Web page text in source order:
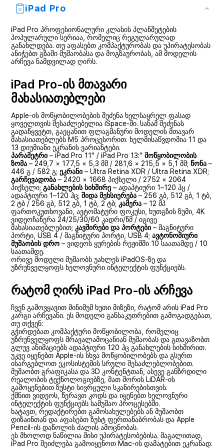
iPad Pro
iPad Pro პროფესიონალური კლასის პლანშეტების
პოპულარული სერიაა, რომელიც რეგულარულად
განახლდება. თუ აფასებთ კომპაქტურობას და უპირატესობას
ანიჭებთ გზაში მუშაობასა და მოგზაურობას, ამ მოდელის
არჩევა ნამდვილად ღირს.
iPad Pro-ის მთავარი
მახასიათებლები
Apple-ის მოწყობილობების შეძენა ხელსაყრელ ფასად
ყოველთვის შესაძლებელია iSpace-ში. სანამ შეძენას
გადაწყვეტთ, გაეცანით ფლაგმანური მოდელის მთავარ
მახასიათებლებს M5 პროცესორით. ხელმისაწვდომია 11 და
13 დიუმიანი ეკრანის ვარიანტები.
პარამეტრი – iPad Pro 11" / iPad Pro 13:" მოწყობილობის
ზომა – 249,7 × 177,5 × 5,3 მმ / 281,6 × 215,5 × 5,1 მმ; წონა –
446 გ / 582 გ; ეკრანი – Ultra Retina XDR / Ultra Retina XDR;
გარჩევადობა – 2420 × 1668 პიქსელი / 2752 × 2064
პიქსელი; განახლების სიხშირე – ადაპტიური 1–120 ჰც /
ადაპტიური 1–120 ჰც; შიდა მეხსიერება – 256 გბ, 512 გბ, 1 ტბ,
2 ტბ / 256 გბ, 512 გბ, 1 ტბ, 2 ტბ; კამერა – 12 მპ
ფართოკუთხოვანი, ავტომატური ფოკუსი, ხუთგზის ზუმი, 4K
ვიდეოჩაწერა 24/25/30/60 კადრი/წმ / იგივე
მახასიათებლებით; კავშირები და პორტები – მაგნიტური
პორტი, USB 4 / მაგნიტური პორტი, USB 4; ავტონომიური
მუშაობის დრო – ვიდეოს ყურების რეჟიმში 10 საათამდე / 10
საათამდე.
ორივე მოდელი მუშაობს უახლეს iPadOS-ზე და
უზრუნველყოფს ხელოვნური ინტელექტის ფუნქციებს.
რატომ ღირს iPad Pro-ის არჩევა
ჩვენ გამოვყავით მინიმუმ ხუთი მიზეზი, რატომ არის iPad Pro
კარგი არჩევანი. ეს მოდელი განსაკუთრებით გამოგადგებათ,
თუ თქვენ:
გჭირდებათ კომპაქტური მოწყობილობა, რომელიც
უზრუნველყოფს მრავალამოცანიან მუშაობას და გთავაზობთ
გლუვ ანიმაციებს ადაპტიური 120 ჰც განახლების სიხშირით.
უკვე იყენებთ Apple-ის სხვა მოწყობილობებს და გსურთ
ისარგებლოთ ეკოსისტემის სრული შესაძლებლობებით.
მუშაობთ გრაფიკასა და 3D კონტენტთან, ასევე განზრდილი
რეალობის ტექნოლოგიებზე, მათ შორის LiDAR-ის
გამოყენებით ზუსტი სივრცული სკანირებისთვის.
ქმნით ვიდეოს, წერავთ კოდს და იყენებთ ხელოვნური
ინტელექტის ფუნქციებს სამუშაო პროცესებში.
ხატავთ, რედაქტირებთ გამოსახულებებს ან მუშაობთ
დიზაინთან და აფასებთ ზუსტ ფერთანაბრობას და Apple
Pencil-ის დაწოლის ძალის ამოცნობას.
ეს მხოლოდ ნაწილია მისი უპირატესობებისა. მაგალითად,
iPad Pro შეიძლება გამოიყენოთ Mac-ის დამატებით ეკრანად.